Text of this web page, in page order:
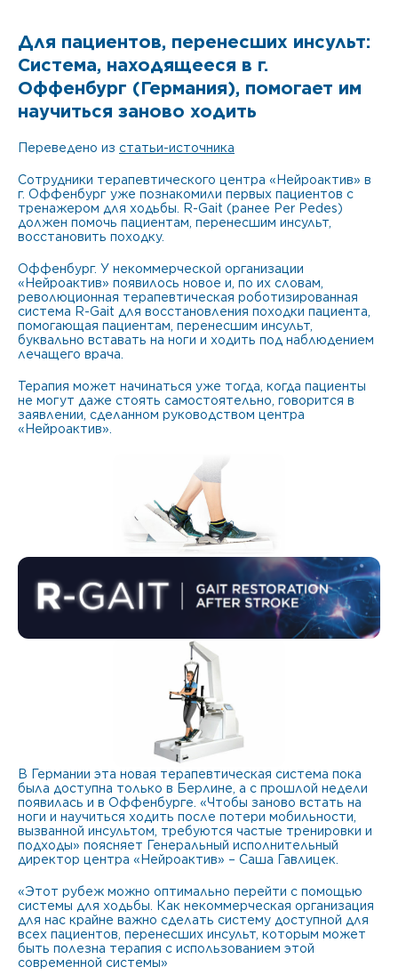
Для пациентов, перенесших инсульт:
Система, находящееся в г.
Оффенбург (Германия), помогает им
научиться заново ходить
Переведено из статьи-источника
Сотрудники терапевтического центра «Нейроактив» в
г. Оффенбург уже познакомили первых пациентов с
тренажером для ходьбы. R-Gait (ранее Per Pedes)
должен помочь пациентам, перенесшим инсульт,
восстановить походку.
Оффенбург. У некоммерческой организации
«Нейроактив» появилось новое и, по их словам,
революционная терапевтическая роботизированная
система R-Gait для восстановления походки пациента,
помогающая пациентам, перенесшим инсульт,
буквально вставать на ноги и ходить под наблюдением
лечащего врача.
Терапия может начинаться уже тогда, когда пациенты
не могут даже стоять самостоятельно, говорится в
заявлении, сделанном руководством центра
«Нейроактив».
В Германии эта новая терапевтическая система пока
была доступна только в Берлине, а с прошлой недели
появилась и в Оффенбурге. «Чтобы заново встать на
ноги и научиться ходить после потери мобильности,
вызванной инсультом, требуются частые тренировки и
подходы» поясняет Генеральный исполнительный
директор центра «Нейроактив» – Саша Гавлицек.
«Этот рубеж можно оптимально перейти с помощью
системы для ходьбы. Как некоммерческая организация
для нас крайне важно сделать систему доступной для
всех пациентов, перенесших инсульт, которым может
быть полезна терапия с использованием этой
современной системы»